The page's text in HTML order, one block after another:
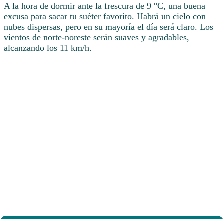
A la hora de dormir ante la frescura de 9 °C, una buena
excusa para sacar tu suéter favorito. Habrá un cielo con
nubes dispersas, pero en su mayoría el día será claro. Los
vientos de norte-noreste serán suaves y agradables,
alcanzando los 11 km/h.